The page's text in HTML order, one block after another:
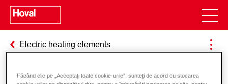
Electric heating elements
Făcând clic pe „Acceptați toate cookie-urile”, sunteți de acord cu stocarea